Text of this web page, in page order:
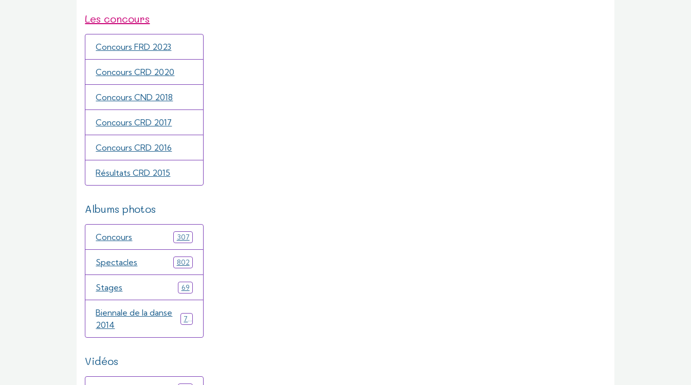
Les concours
Concours FRD 2023
Concours CRD 2020
Concours CND 2018
Concours CRD 2017
Concours CRD 2016
Résultats CRD 2015
Albums photos
Concours 307
Spectacles 802
Stages 69
Biennale de la danse
2014
71
Vidéos